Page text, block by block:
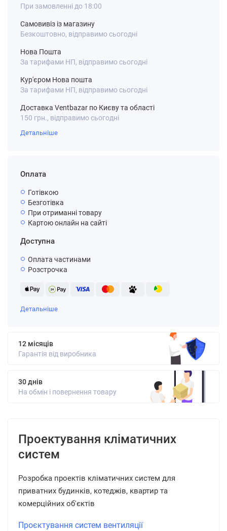
При замовленні до 18:00
Самовивіз із магазину
Безкоштовно, відправимо сьогодні
Нова Пошта
За тарифами НП, відправимо сьогодні
Кур'єром Нова пошта
За тарифами НП, відправимо сьогодні
Доставка Ventbazar по Києву та області
150 грн., відправимо сьогодні
Детальніше
Оплата
Готівкою
Безготівка
При отриманні товару
Картою онлайн на сайті
Доступна
Оплата частинами
Розстрочка
Детальніше
12 місяців
Гарантія від виробника
30 днів
На обмін і повернення товару
Проектування кліматичних
систем
Розробка проектів кліматичних систем для
приватних будинків, котеджів, квартир та
комерційних об'єктів
Проєктування систем вентиляції